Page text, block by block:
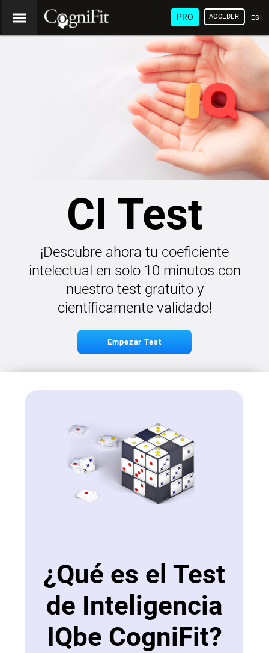
PRO ACCEDER
CI Test
¡Descubre ahora tu coeficiente
intelectual en solo 10 minutos con
nuestro test gratuito y
científicamente validado!
Empezar Test
¿Qué es el Test
de Inteligencia
IQbe CogniFit?